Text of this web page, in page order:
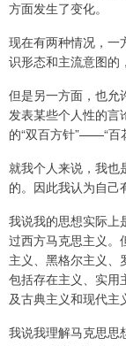
方面发生了变化。
现在有两种情况，一
识形态和主流意图的
但是另一方面，也允
发表某些个人性的言
的“双百方针”——“百
就我个人来说，我也
的。因此我认为自己
我说我的思想实际上
过西方马克思主义。
主义、黑格尔主义、
包括存在主义、实用
及古典主义和现代主
我说我理解马克思思